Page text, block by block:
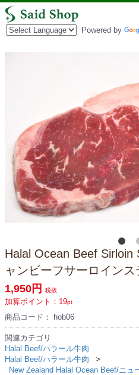
Powered by
Halal Ocean Beef Sirloin
ャンビーフサーロイン
1,950円 税抜
加算ポイント： 19pt
商品コード： hob06
関連カテゴリ
Halal Beef/ハラール牛肉
Halal Beef/ハラール牛肉
New Zealand Halal Ocean Beef/ニュ